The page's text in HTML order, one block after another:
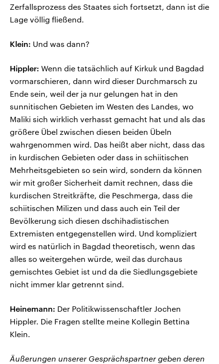
Zerfallsprozess des Staates sich fortsetzt, dann ist die
Lage völlig fließend.
Klein: Und was dann?
Hippler: Wenn die tatsächlich auf Kirkuk und Bagdad
vormarschieren, dann wird dieser Durchmarsch zu
Ende sein, weil der ja nur gelungen hat in den
sunnitischen Gebieten im Westen des Landes, wo
Maliki sich wirklich verhasst gemacht hat und als das
größere Übel zwischen diesen beiden Übeln
wahrgenommen wird. Das heißt aber nicht, dass das
in kurdischen Gebieten oder dass in schiitischen
Mehrheitsgebieten so sein wird, sondern da können
wir mit großer Sicherheit damit rechnen, dass die
kurdischen Streitkräfte, die Peschmerga, dass die
schiitischen Milizen und dass auch ein Teil der
Bevölkerung sich diesen dschihadistischen
Extremisten entgegenstellen wird. Und kompliziert
wird es natürlich in Bagdad theoretisch, wenn das
alles so weitergehen würde, weil das durchaus
gemischtes Gebiet ist und da die Siedlungsgebiete
nicht immer klar getrennt sind.
Heinemann: Der Politikwissenschaftler Jochen
Hippler. Die Fragen stellte meine Kollegin Bettina
Klein.
Äußerungen unserer Gesprächspartner geben deren